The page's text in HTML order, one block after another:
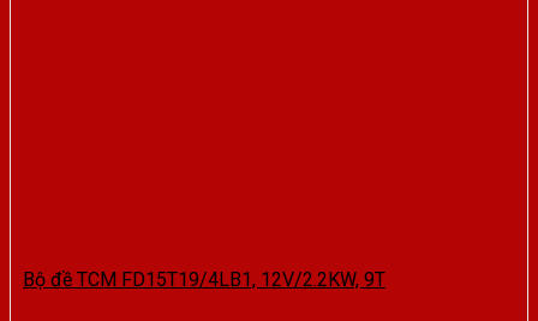
Bộ đề TCM FD15T19/4LB1, 12V/2.2KW, 9T